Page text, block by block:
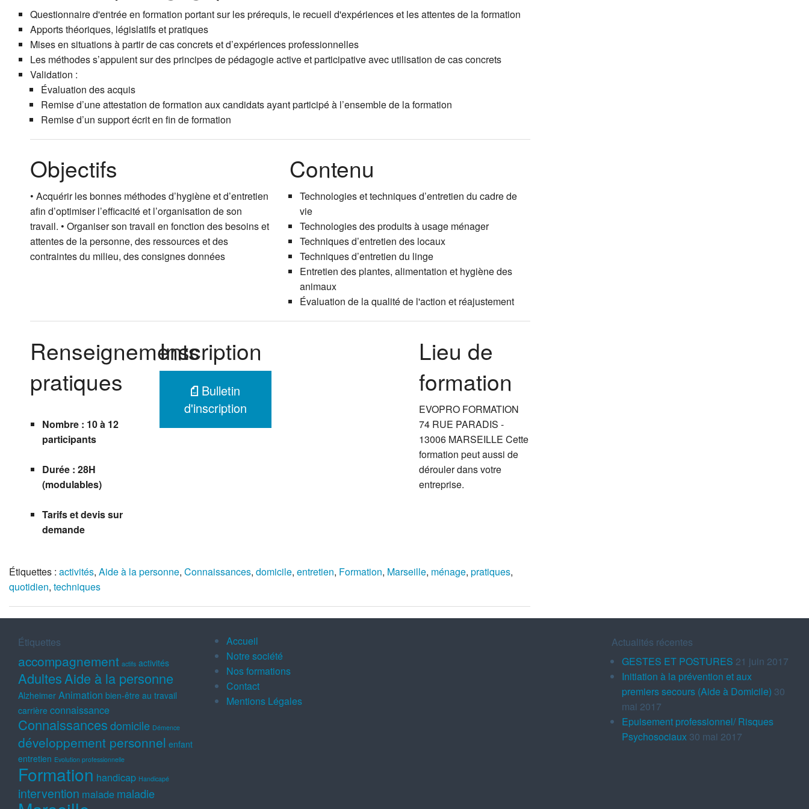
Faire et savoir-faire ; Etre et savoir-être
Supervision
Techniques d’animation en lien avec la personne accompagnée et/ou accueillie
Occuper et accompagner l’enfant après l’école
Questionnaire d'entrée en formation portant sur les prérequis, le recueil d'expériences et les attentes de la formation
Apports théoriques, législatifs et pratiques
Mises en situations à partir de cas concrets et d’expériences professionnelles
Les méthodes s’appuient sur des principes de pédagogie active et participative avec utilisation de cas concrets
Validation :
Évaluation des acquis
Remise d’une attestation de formation aux candidats ayant participé à l’ensemble de la formation
Remise d’un support écrit en fin de formation
Objectifs
• Acquérir les bonnes méthodes d’hygiène et d’entretien
afin d’optimiser l’efficacité et l’organisation de son
travail. • Organiser son travail en fonction des besoins et
attentes de la personne, des ressources et des
contraintes du milieu, des consignes données
Contenu
Technologies et techniques d’entretien du cadre de
vie
Technologies des produits à usage ménager
Techniques d’entretien des locaux
Techniques d’entretien du linge
Entretien des plantes, alimentation et hygiène des
animaux
Évaluation de la qualité de l'action et réajustement
Renseignements
pratiques
Nombre : 10 à 12
participants
Durée : 28H
(modulables)
Tarifs et devis sur
demande
Inscription
Bulletin
d'inscription
Lieu de
formation
EVOPRO FORMATION
74 RUE PARADIS -
13006 MARSEILLE Cette
formation peut aussi de
dérouler dans votre
entreprise.
Étiquettes : activités, Aide à la personne, Connaissances, domicile, entretien, Formation, Marseille, ménage, pratiques,
quotidien, techniques
Étiquettes
accompagnement actifs activités
AdultesAide à la personne
Alzheimer Animation bien-être au travail
carrière connaissance
Connaissancesdomicile Démence
développement personnel enfant
entretien Evolution professionnelle
Formation handicap Handicapé
intervention malade maladie
Accueil
Notre société
Nos formations
Contact
Mentions Légales
Actualités récentes
GESTES ET POSTURES 21 juin 2017
Initiation à la prévention et aux
premiers secours (Aide à Domicile) 30
mai 2017
Epuisement professionnel/ Risques
Psychosociaux 30 mai 2017